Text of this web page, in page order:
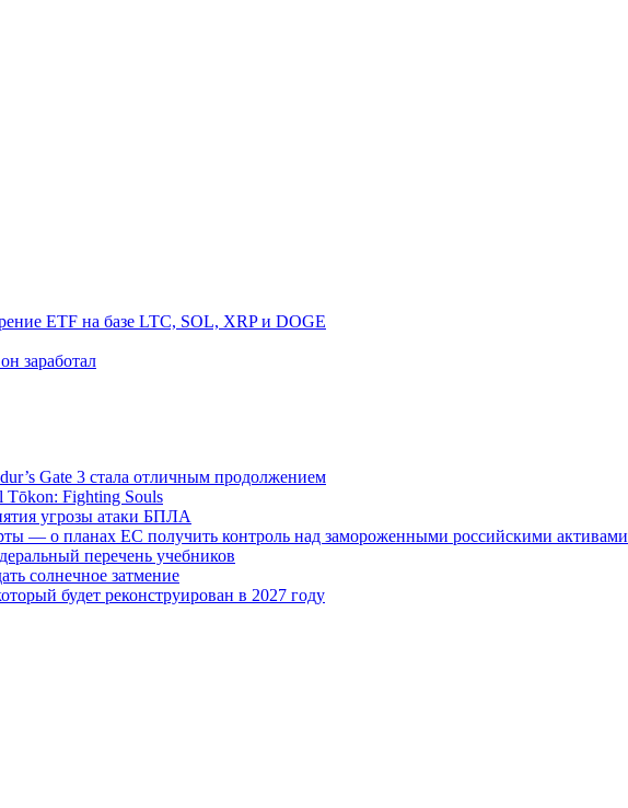
ETF на базе LTC, SOL, XRP и DOGE
заработал
Gate 3 стала отличным продолжением
Tōkon: Fighting Souls
угрозы атаки БПЛА
— о планах ЕС получить контроль над замороженными российскими активами
перечень учебников
солнечное затмение
будет реконструирован в 2027 году